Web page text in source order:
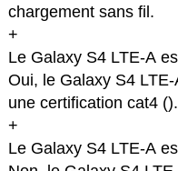
chargement sans fil.
+
Le Galaxy S4 LTE-A
Oui, le Galaxy S4
une certification cat4 ().
+
Le Galaxy S4 LTE-A